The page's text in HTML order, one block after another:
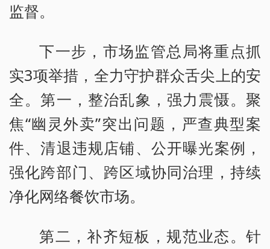
监督。
下一步，市场监管总局将重点抓
实3项举措，全力守护群众舌尖上的安
全。第一，整治乱象，强力震慑。聚
焦“幽灵外卖”突出问题，严查典型案
件、清退违规店铺、公开曝光案例，
强化跨部门、跨区域协同治理，持续
净化网络餐饮市场。
第二，补齐短板，规范业态。针